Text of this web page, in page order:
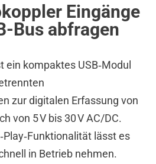
Eingänge
Bus abfragen
ein kompaktes USB‑Modul
zur digitalen Erfassung von
von 5 V bis 30 V AC/DC.
lässt es
in Betrieb nehmen.